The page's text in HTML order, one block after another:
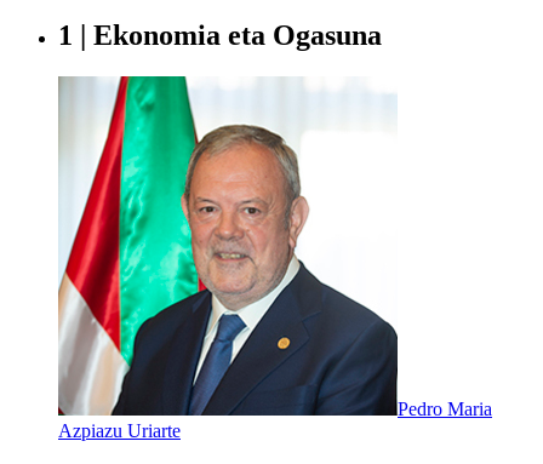
1 | Ekonomia eta Ogasuna
Pedro Maria
Azpiazu Uriarte